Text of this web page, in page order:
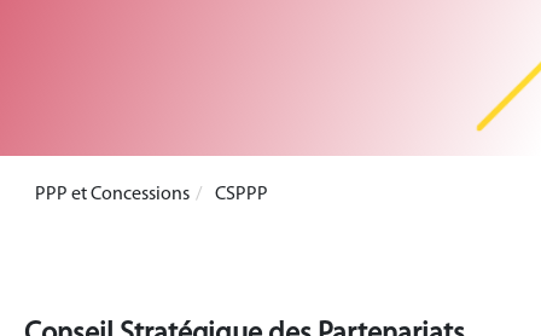
PPP et Concessions CSPPP